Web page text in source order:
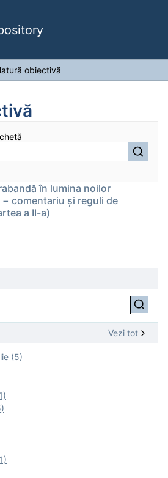
latură obiectivă
în lumina noilor
comentariu și reguli de
a II-a)
Vezi tot
(5)